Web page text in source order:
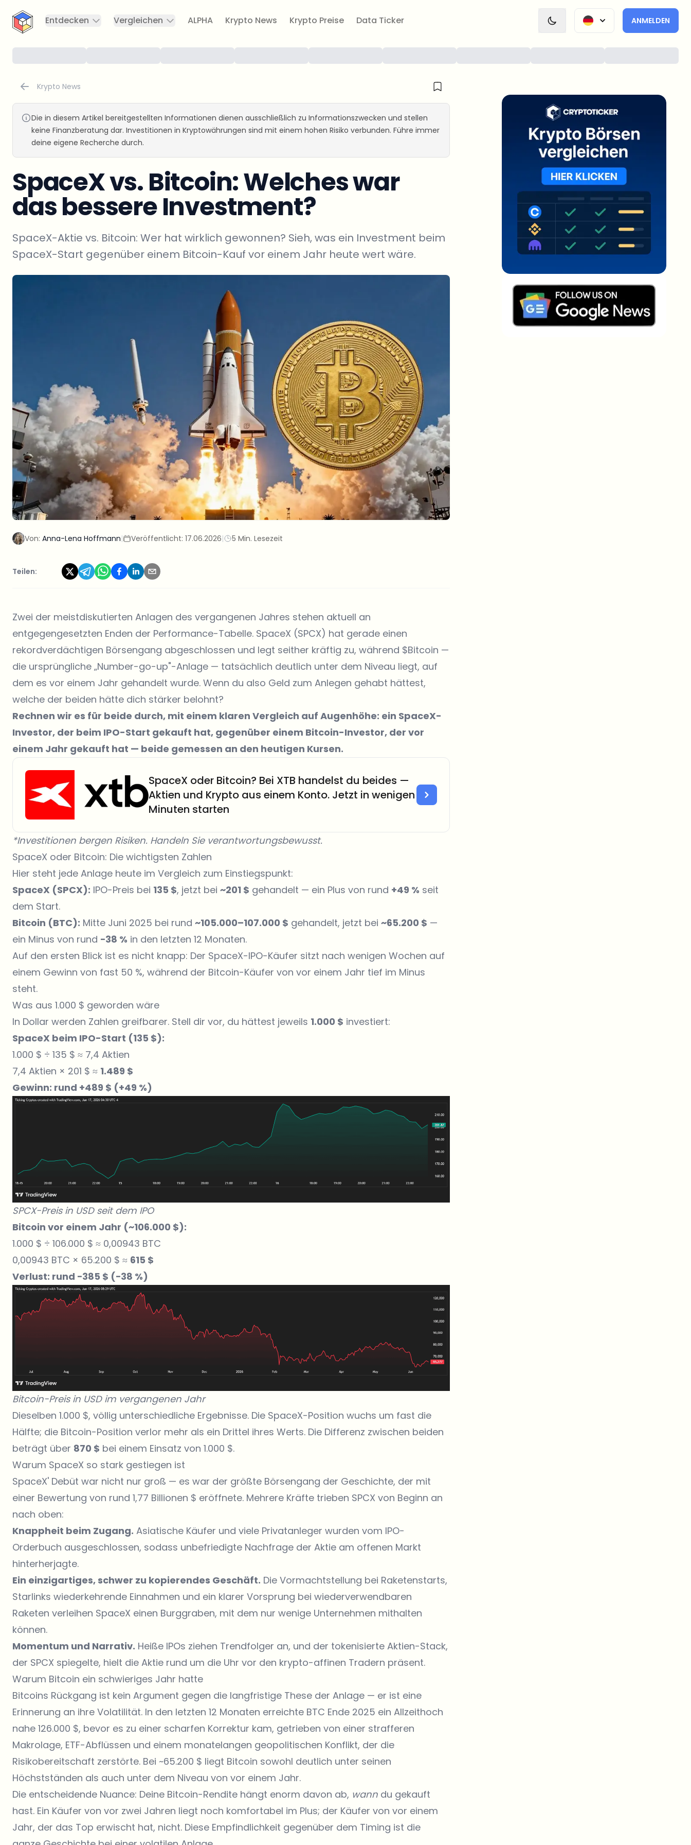
CryptoTicker
Entdecken
Vergleichen ALPHA Krypto News Krypto Preise Data Ticker ANMELDEN
Krypto News
Die in diesem Artikel bereitgestellten Informationen dienen ausschließlich zu Informationszwecken und stellen
keine Finanzberatung dar. Investitionen in Kryptowährungen sind mit einem hohen Risiko verbunden. Führe immer
deine eigene Recherche durch.
SpaceX vs. Bitcoin: Welches war
das bessere Investment?
SpaceX-Aktie vs. Bitcoin: Wer hat wirklich gewonnen? Sieh, was ein Investment beim
SpaceX-Start gegenüber einem Bitcoin-Kauf vor einem Jahr heute wert wäre.
Von: Anna-Lena Hoffmann| Veröffentlicht: 17.06.2026| 5 Min. Lesezeit
Teilen:
Zwei der meistdiskutierten Anlagen des vergangenen Jahres stehen aktuell an
entgegengesetzten Enden der Performance-Tabelle. SpaceX (SPCX) hat gerade einen
rekordverdächtigen Börsengang abgeschlossen und legt seither kräftig zu, während $Bitcoin —
die ursprüngliche „Number-go-up"-Anlage — tatsächlich deutlich unter dem Niveau liegt, auf
dem es vor einem Jahr gehandelt wurde. Wenn du also Geld zum Anlegen gehabt hättest,
welche der beiden hätte dich stärker belohnt?
Rechnen wir es für beide durch, mit einem klaren Vergleich auf Augenhöhe: ein SpaceX-
Investor, der beim IPO-Start gekauft hat, gegenüber einem Bitcoin-Investor, der vor
einem Jahr gekauft hat — beide gemessen an den heutigen Kursen.
SpaceX oder Bitcoin? Bei XTB handelst du beides —
Aktien und Krypto aus einem Konto. Jetzt in wenigen
Minuten starten
*Investitionen bergen Risiken. Handeln Sie verantwortungsbewusst.
SpaceX oder Bitcoin: Die wichtigsten Zahlen
Hier steht jede Anlage heute im Vergleich zum Einstiegspunkt:
SpaceX (SPCX): IPO-Preis bei 135 $, jetzt bei ~201 $ gehandelt — ein Plus von rund +49 % seit
dem Start.
Bitcoin (BTC): Mitte Juni 2025 bei rund ~105.000–107.000 $ gehandelt, jetzt bei ~65.200 $ —
ein Minus von rund −38 % in den letzten 12 Monaten.
Auf den ersten Blick ist es nicht knapp: Der SpaceX-IPO-Käufer sitzt nach wenigen Wochen auf
einem Gewinn von fast 50 %, während der Bitcoin-Käufer von vor einem Jahr tief im Minus
steht.
Was aus 1.000 $ geworden wäre
In Dollar werden Zahlen greifbarer. Stell dir vor, du hättest jeweils 1.000 $ investiert:
SpaceX beim IPO-Start (135 $):
1.000 $ ÷ 135 $ ≈ 7,4 Aktien
7,4 Aktien × 201 $ ≈ 1.489 $
Gewinn: rund +489 $ (+49 %)
SPCX-Preis in USD seit dem IPO
Bitcoin vor einem Jahr (~106.000 $):
1.000 $ ÷ 106.000 $ ≈ 0,00943 BTC
0,00943 BTC × 65.200 $ ≈ 615 $
Verlust: rund −385 $ (−38 %)
Bitcoin-Preis in USD im vergangenen Jahr
Dieselben 1.000 $, völlig unterschiedliche Ergebnisse. Die SpaceX-Position wuchs um fast die
Hälfte; die Bitcoin-Position verlor mehr als ein Drittel ihres Werts. Die Differenz zwischen beiden
beträgt über 870 $ bei einem Einsatz von 1.000 $.
Warum SpaceX so stark gestiegen ist
SpaceX' Debüt war nicht nur groß — es war der größte Börsengang der Geschichte, der mit
einer Bewertung von rund 1,77 Billionen $ eröffnete. Mehrere Kräfte trieben SPCX von Beginn an
nach oben:
Knappheit beim Zugang. Asiatische Käufer und viele Privatanleger wurden vom IPO-
Orderbuch ausgeschlossen, sodass unbefriedigte Nachfrage der Aktie am offenen Markt
hinterherjagte.
Ein einzigartiges, schwer zu kopierendes Geschäft. Die Vormachtstellung bei Raketenstarts,
Starlinks wiederkehrende Einnahmen und ein klarer Vorsprung bei wiederverwendbaren
Raketen verleihen SpaceX einen Burggraben, mit dem nur wenige Unternehmen mithalten
können.
Momentum und Narrativ. Heiße IPOs ziehen Trendfolger an, und der tokenisierte Aktien-Stack,
der SPCX spiegelte, hielt die Aktie rund um die Uhr vor den krypto-affinen Tradern präsent.
Warum Bitcoin ein schwieriges Jahr hatte
Bitcoins Rückgang ist kein Argument gegen die langfristige These der Anlage — er ist eine
Erinnerung an ihre Volatilität. In den letzten 12 Monaten erreichte BTC Ende 2025 ein Allzeithoch
nahe 126.000 $, bevor es zu einer scharfen Korrektur kam, getrieben von einer strafferen
Makrolage, ETF-Abflüssen und einem monatelangen geopolitischen Konflikt, der die
Risikobereitschaft zerstörte. Bei ~65.200 $ liegt Bitcoin sowohl deutlich unter seinen
Höchstständen als auch unter dem Niveau von vor einem Jahr.
Die entscheidende Nuance: Deine Bitcoin-Rendite hängt enorm davon ab, wann du gekauft
hast. Ein Käufer von vor zwei Jahren liegt noch komfortabel im Plus; der Käufer von vor einem
Jahr, der das Top erwischt hat, nicht. Diese Empfindlichkeit gegenüber dem Timing ist die